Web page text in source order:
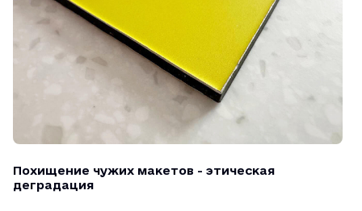
Похищение чужих макетов - этическая
деградация